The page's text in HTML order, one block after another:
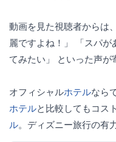
動画を見た視聴者からは
麗ですよね！」 「スパ
てみたい」 といった声が
オフィシャルホテルなら
ホテルと比較してもコス
ル。ディズニー旅行の有